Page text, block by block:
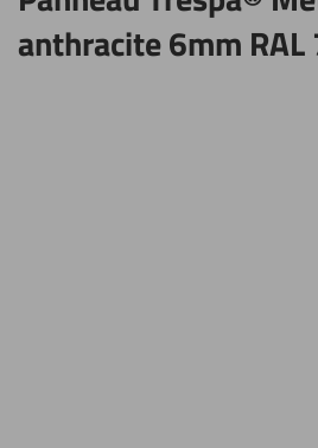
anthracite 6mm